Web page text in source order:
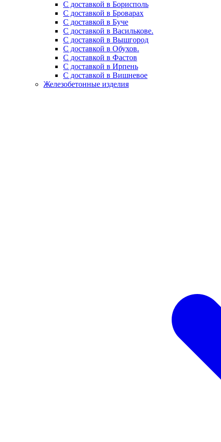
С доставкой в Борисполь
С доставкой в Броварах
С доставкой в Буче
С доставкой в Василькове.
С доставкой в Вышгород
С доставкой в Обухов.
С доставкой в Фастов
С доставкой в Ирпень
С доставкой в Вишневое
Железобетонные изделия